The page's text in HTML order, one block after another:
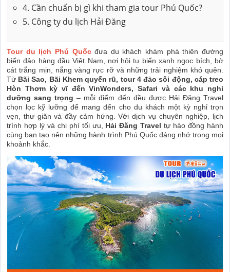
4. Cần chuẩn bị gì khi tham gia tour Phú Quốc?
5. Công ty du lịch Hải Đăng
Tour du lịch Phú Quốcđưa du khách khám phá thiên đường
biển đảo hàng đầu Việt Nam, nơi hội tụ biển xanh ngọc bích, bờ
cát trắng mịn, nắng vàng rực rỡ và những trải nghiệm khó quên.
Từ Bãi Sao, Bãi Khem quyến rũ, tour 4 đảo sôi động, cáp treo
Hòn Thơm kỳ vĩ đến VinWonders, Safari và các khu nghỉ
dưỡng sang trọng – mỗi điểm đến đều được Hải Đăng Travel
chọn lọc kỹ lưỡng để mang đến cho du khách một kỳ nghỉ trọn
vẹn, thư giãn và đầy cảm hứng. Với dịch vụ chuyên nghiệp, lịch
trình hợp lý và chi phí tối ưu, Hải Đăng Travel tự hào đồng hành
cùng bạn tạo nên những hành trình Phú Quốc đáng nhớ trong mọi
khoảnh khắc.